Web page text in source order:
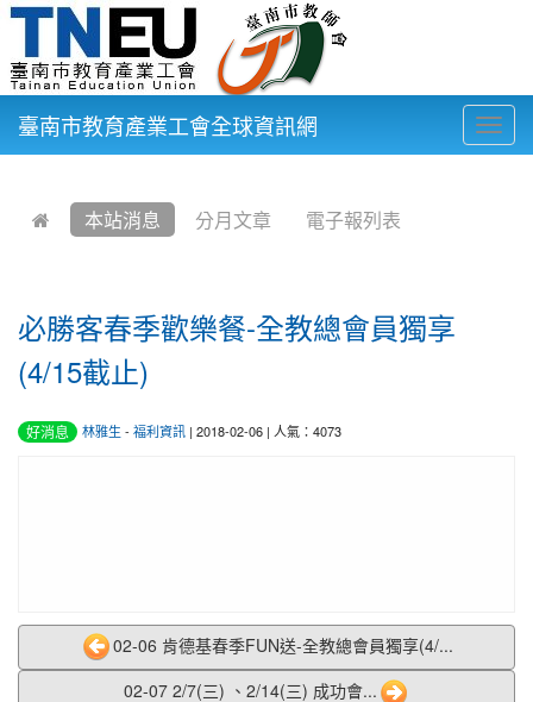
臺南市教育產業工會全球資訊網
本站消息 分月文章 電子報列表
必勝客春季歡樂餐-全教總會員獨享
(4/15截止)
好消息 林雅生 - 福利資訊 | 2018-02-06 | 人氣：4073
02-06 肯德基春季FUN送-全教總會員獨享(4/...
02-07 2/7(三) 、2/14(三) 成功會...